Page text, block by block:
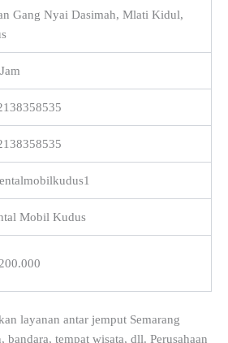
Gang Nyai Dasimah, Mlati Kidul,
Mobil Kudus
layanan antar jemput Semarang
bandara, tempat wisata, dll. Perusahaan